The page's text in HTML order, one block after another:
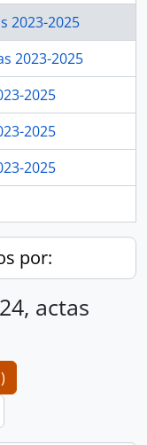
2023-2025
2023-2025
2025
2025
2025
por:
actas